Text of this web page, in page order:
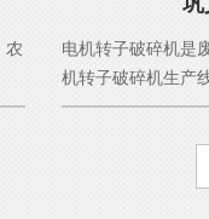
农
巩
电机转子破碎机是
机转子破碎机生产